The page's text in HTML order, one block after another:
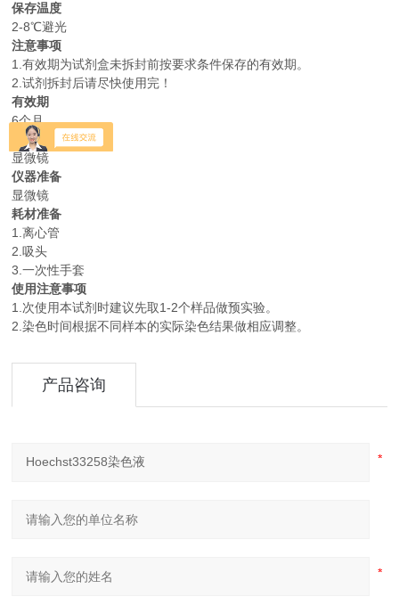
保存温度
2-8℃避光
注意事项
1.有效期为试剂盒未拆封前按要求条件保存的有效期。
2.试剂拆封后请尽快使用完！
有效期
6个月
检测方法
显微镜
仪器准备
显微镜
耗材准备
1.离心管
2.吸头
3.一次性手套
使用注意事项
1.次使用本试剂时建议先取1-2个样品做预实验。
2.染色时间根据不同样本的实际染色结果做相应调整。
产品咨询